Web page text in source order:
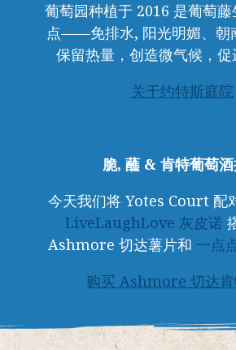
葡萄园种植于 2016 是葡萄
点——免排水, 阳光明媚、朝
保留热量，创造微气候，促
关于约特斯庭院
脆, 蘸 & 肯特葡萄
今天我们将 Yotes Court 配
LiveLaughLove 灰皮诺
Ashmore 切达薯片和 一点
购买 Ashmore 切达